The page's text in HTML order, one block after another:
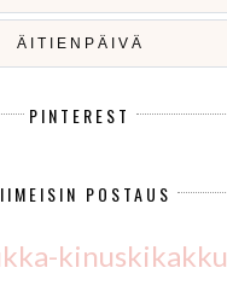
ÄITIENPÄIVÄ
PINTEREST
POSTAUS
kinuskikakku